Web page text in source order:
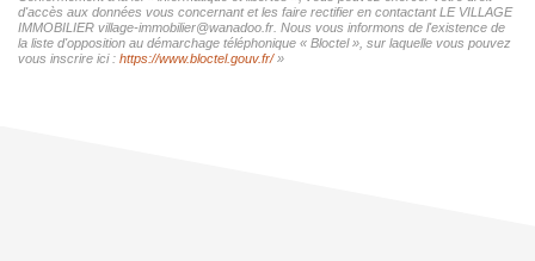
d'accès aux données vous concernant et les faire rectifier en contactant LE VILLAGE
IMMOBILIER village-immobilier@wanadoo.fr. Nous vous informons de l'existence de
la liste d'opposition au démarchage téléphonique « Bloctel », sur laquelle vous pouvez
vous inscrire ici : https://www.bloctel.gouv.fr/»